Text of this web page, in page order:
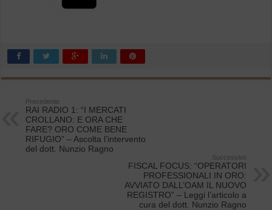
Precedente
RAI RADIO 1: “I MERCATI
CROLLANO: E ORA CHE
FARE? ORO COME BENE
RIFUGIO” – Ascolta l’intervento
del dott. Nunzio Ragno
Successivo
FISCAL FOCUS: “OPERATORI
PROFESSIONALI IN ORO:
AVVIATO DALL’OAM IL NUOVO
REGISTRO” – Leggi l’articolo a
cura del dott. Nunzio Ragno